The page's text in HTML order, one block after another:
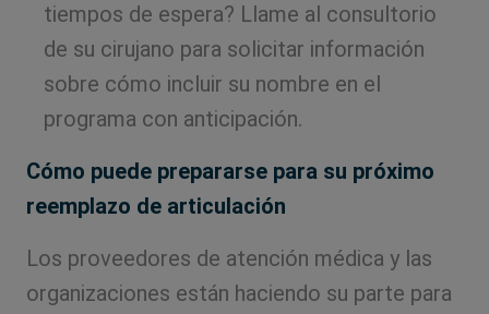
tiempos de espera? Llame al consultorio
de su cirujano para solicitar información
sobre cómo incluir su nombre en el
programa con anticipación.
Cómo puede prepararse para su próximo
reemplazo de articulación
Los proveedores de atención médica y las
organizaciones están haciendo su parte para